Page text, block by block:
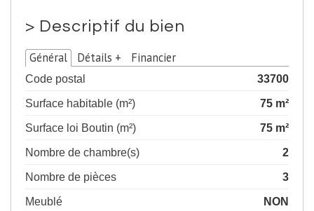
> Descriptif du bien
Général Détails + Financier
Code postal
33700
Surface habitable (m²)
75 m²
Surface loi Boutin (m²)
75 m²
Nombre de chambre(s)
2
Nombre de pièces
3
Meublé
NON